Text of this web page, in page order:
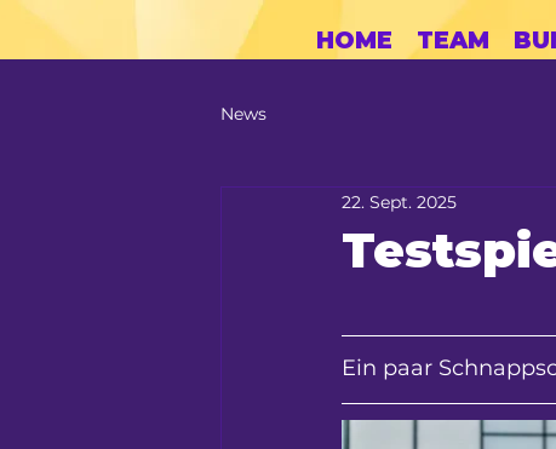
HOME TEAM
News
22. Sept. 2025
Ein paar